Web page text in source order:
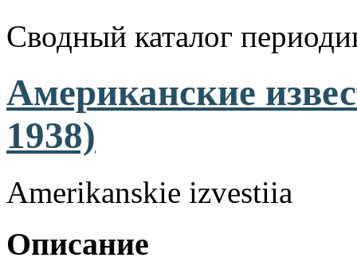
Сводный каталог
Американские
1938)
Amerikanskie izvestiia
Описание